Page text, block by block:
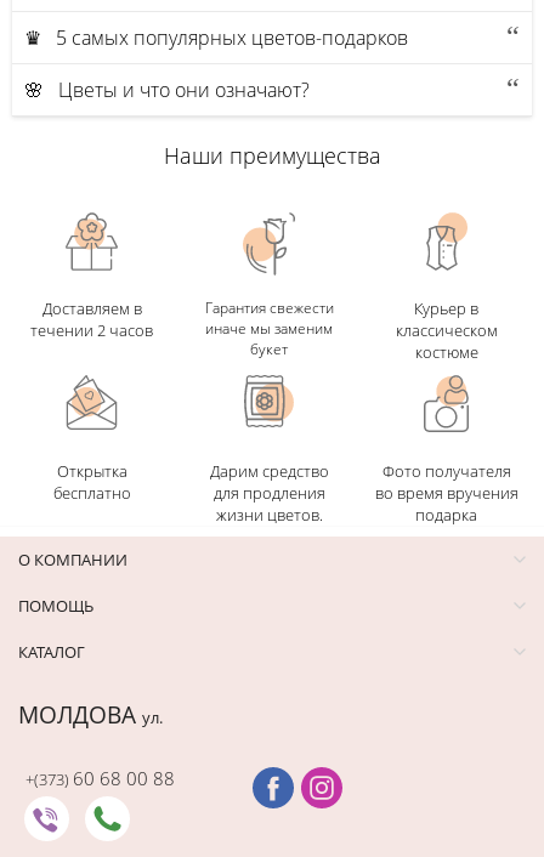
♛ 5 самых популярных цветов-подарков
🌸 Цветы и что они означают?
Наши преимущества
Доставляем в
течении 2 часов
Гарантия свежести
иначе мы заменим
букет
Курьер в
классическом
костюме
Открытка
бесплатно
Дарим средство
для продления
жизни цветов.
Фото получателя
во время вручения
подарка
О КОМПАНИИ
ПОМОЩЬ
КАТАЛОГ
МОЛДОВА ул.
+(373) 60 68 00 88